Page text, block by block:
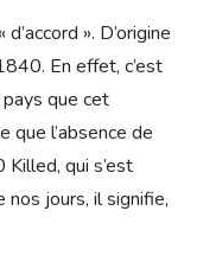
». D’origine
En effet, c’est
que cet
que l’absence de
qui s’est
jours, il signifie,